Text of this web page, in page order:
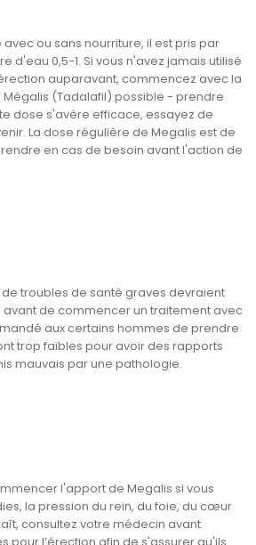
ou sans nourriture, il est pris par
d'eau 0,5-1. Si vous n'avez jamais utilisé
auparavant, commencez avec la
(Tadalafil) possible - prendre
dose s'avère efficace, essayez de
La dose régulière de Megalis est de
en cas de besoin avant l'action de
troubles de santé graves devraient
de commencer un traitement avec
aux certains hommes de prendre
trop faibles pour avoir des rapports
mauvais par une pathologie.
l'apport de Megalis si vous
la pression du rein, du foie, du cœur
consultez votre médecin avant